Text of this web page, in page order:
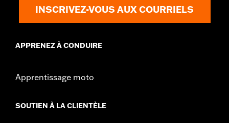
INSCRIVEZ-VOUS AUX COURRIELS
APPRENEZ À CONDUIRE
Apprentissage moto
SOUTIEN À LA CLIENTÈLE